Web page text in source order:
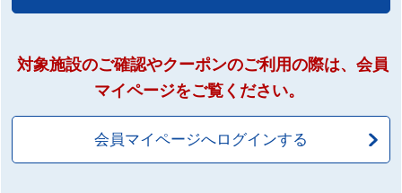
対象施設のご確認やクーポンのご利用の際は、会員
マイページをご覧ください。
会員マイページへログインする